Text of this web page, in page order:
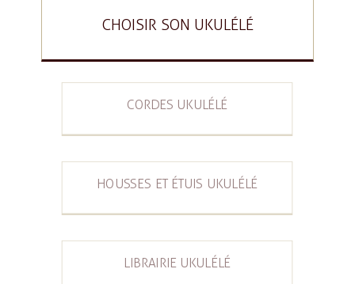
CHOISIR SON UKULÉLÉ
CORDES UKULÉLÉ
HOUSSES ET ÉTUIS UKULÉLÉ
LIBRAIRIE UKULÉLÉ